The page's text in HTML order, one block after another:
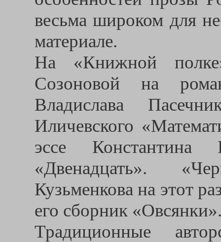
весьма широком для
материале.
На «Книжной
Созоновой на
Владислава
Иличевского
эссе Константина
«Двенадцать».
Кузьменкова на этот
его сборник
Традиционные